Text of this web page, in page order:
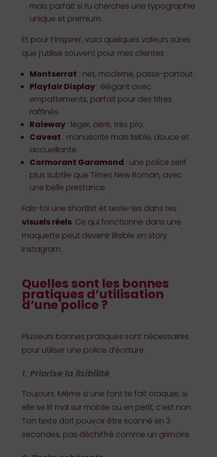
mais parfait si tu cherches une typographie
unique et premium.
Et pour t’inspirer, voici quelques valeurs sûres
que j’utilise souvent pour mes clientes :
Montserrat : net, moderne, passe-partout.
Playfair Display: élégant avec
empattements, parfait pour des titres
raffinés.
Raleway: léger, aéré, très pro.
Caveat : manuscrite mais lisible, douce et
accueillante.
Cormorant Garamond : une police serif
plus subtile que Times New Roman, avec
une belle prestance.
Fais-toi une shortlist et teste-les dans tes
visuels réels. Ce qui fonctionne dans une
maquette peut devenir illisible en story
Instagram.
Quelles sont les bonnes
pratiques d’utilisation
d’une police ?
Plusieurs bonnes pratiques sont nécessaires
pour utiliser une police d’écriture.
1. Priorise la lisibilité
Toujours. Même si une font te fait craquer, si
elle se lit mal sur mobile ou en petit, c’est non.
Ton texte doit pouvoir être scanné en 3
secondes, pas déchiffré comme un grimoire.